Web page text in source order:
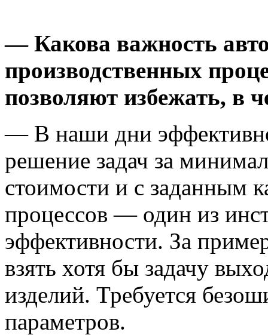
— Какова важность
производственных
позволяют избежать, в
— В наши дни
решение задач за
стоимости и с заданным
процессов — один из
эффективности. За
взять хотя бы задачу
изделий. Требуется
параметров.